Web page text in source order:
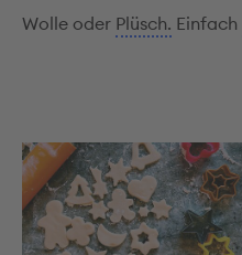
Wolle oder Plüsch. Einfach